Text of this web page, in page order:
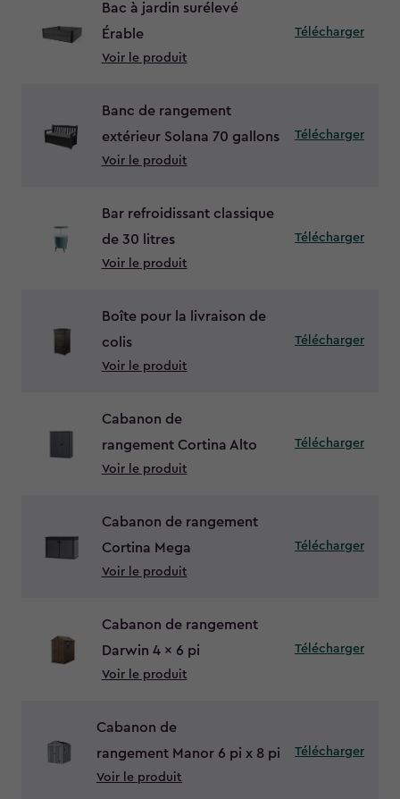
Bac à jardin surélevé
Érable
Voir le produit
Télécharger
Banc de rangement
extérieur Solana 70 gallons
Voir le produit
Télécharger
Bar refroidissant classique
de 30 litres
Voir le produit
Télécharger
Boîte pour la livraison de
colis
Voir le produit
Télécharger
Cabanon de
rangement Cortina Alto
Voir le produit
Télécharger
Cabanon de rangement
Cortina Mega
Voir le produit
Télécharger
Cabanon de rangement
Darwin 4 x 6 pi
Voir le produit
Télécharger
Cabanon de
rangement Manor 6 pi x 8 pi
Voir le produit
Télécharger